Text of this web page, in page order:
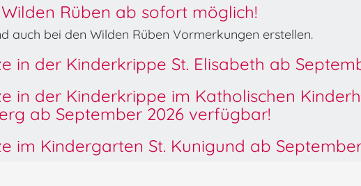
Rüben ab sofort möglich!
auch bei den Wilden Rüben Vormerkungen erstellen.
in der Kinderkrippe St. Elisabeth ab
in der Kinderkrippe im Katholischen
ab September 2026 verfügbar!
im Kindergarten St. Kunigund ab